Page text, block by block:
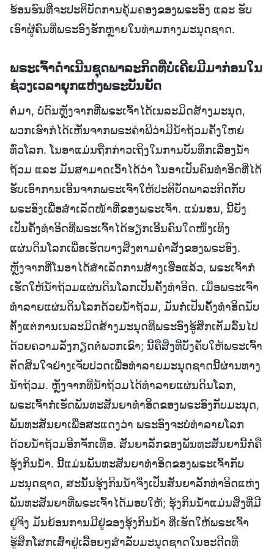
ຮ້ອນຮົນທີ່ຈະປະຕິບັດການຄຸ້ມຄອງຂອງພຣະອົງ ແລະ ຮັບ
ເອົາຜູ້ຄົນທີ່ພຣະອົງຮັກຫຼາຍໃນທ່າມກາງມະນຸດຊາດ.
ພຣະເຈົ້າດຳເນີນຊຸດພາລະກິດທີ່ບໍ່ເຄີຍມີມາກ່ອນໃນ
ຊ່ວງເວລາຍຸກແຫ່ງພຣະບັນຍັດ
ຕໍ່ມາ, ບໍ່ດົນຫຼັງຈາກທີ່ພຣະເຈົ້າໄດ້ເນລະມິດສ້າງມະນຸດ,
ພວກເຮົາກໍໄດ້ເຫັນຈາກພຣະຄຳພີວ່າມີນໍ້າຖ້ວມຄັ້ງໃຫຍ່
ທົ່ວໂລກ. ໂນອາແມ່ນຖືກກ່າວເຖິງໃນການບັນທຶກເລື່ອງນໍ້າ
ຖ້ວມ ແລະ ມັນສາມາດເວົ້າໄດ້ວ່າ ໂນອາເປັນຄົນທຳອິດທີ່ໄດ້
ຮັບເອົາການເອີ້ນຈາກພຣະເຈົ້າໃຫ້ປະຕິບັດພາລະກິດກັບ
ພຣະອົງເພື່ອສຳເລັດໜ້າທີ່ຂອງພຣະເຈົ້າ. ແນ່ນອນ, ນີ້ຍັງ
ເປັນຄັ້ງທຳອິດທີ່ພຣະເຈົ້າໄດ້ຮຽກເອີ້ນຄົນໃດໜຶ່ງເທິງ
ແຜ່ນດິນໂລກເພື່ອເຮັດບາງສິ່ງຕາມຄຳສັ່ງຂອງພຣະອົງ.
ຫຼັງຈາກທີ່ໂນອາໄດ້ສຳເລັດການສ້າງເຮືອແລ້ວ, ພຣະເຈົ້າກໍ
ເຮັດໃຫ້ນໍ້າຖ້ວມແຜ່ນດິນໂລກເປັນຄັ້ງທຳອິດ. ເມື່ອພຣະເຈົ້າ
ທຳລາຍແຜ່ນດິນໂລກດ້ວຍນໍ້າຖ້ວມ, ມັນກໍເປັນຄັ້ງທຳອິດນັບ
ຕັ້ງແຕ່ການເນລະມິດສ້າງມະນຸດທີ່ພຣະອົງຮູ້ສຶກເຕັມລົ້ນໄປ
ດ້ວຍຄວາມລັງກຽດຕໍ່ພວກເຂົາ; ນີ້ຄືສິ່ງທີ່ບັງຄັບໃຫ້ພຣະເຈົ້າ
ຕັດສິນໃຈຢ່າງເຈັບປວດເພື່ອທຳລາຍມະນຸດຊາດນີ້ຜ່ານທາງ
ນໍ້າຖ້ວມ. ຫຼັງຈາກທີ່ນໍ້າຖ້ວມໄດ້ທຳລາຍແຜ່ນດິນໂລກ,
ພຣະເຈົ້າກໍເຮັດພັນທະສັນຍາທຳອິດຂອງພຣະອົງກັບມະນຸດ,
ພັນທະສັນຍາເພື່ອສະແດງວ່າ ພຣະອົງຈະບໍ່ທຳລາຍໂລກ
ດ້ວຍນໍ້າຖ້ວມອີກຈັກເທື່ອ. ສັນຍາລັກຂອງພັນທະສັນຍານີ້ກໍຄື
ຮຸ້ງກິນນໍ້າ. ນີ້ແມ່ນພັນທະສັນຍາທຳອິດຂອງພຣະເຈົ້າກັບ
ມະນຸດຊາດ, ສະນັ້ນຮຸ້ງກິນນໍ້າຈຶ່ງເປັນສັນຍາລັກທຳອິດແຫ່ງ
ພັນທະສັນຍາທີ່ພຣະເຈົ້າໄດ້ມອບໃຫ້; ຮຸ້ງກິນນໍ້າແມ່ນສິ່ງທີ່ມີ
ຢູ່ຈິງ ມັນຍ້ອນການມີຢູ່ຂອງຮຸ້ງກິນນໍ້າ ທີ່ເຮັດໃຫ້ພຣະເຈົ້າ
ຮູ້ສຶກໂສກເສົ້າຢູ່ເລື້ອຍໆສຳລັບມະນຸດຊາດໃນອະດີດທີ່